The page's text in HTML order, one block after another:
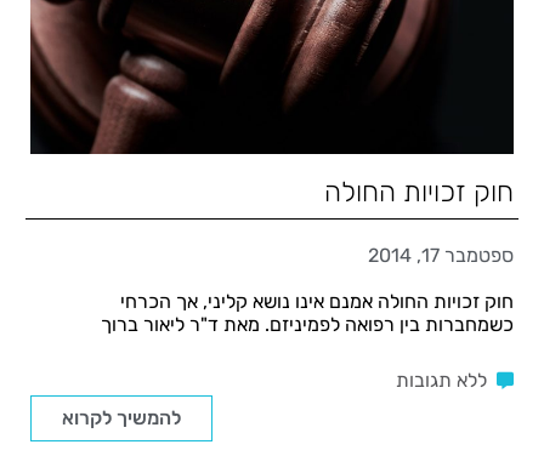
חוק זכויות החולה
ספטמבר 17, 2014
חוק זכויות החולה אמנם אינו נושא קליני, אך הכרחי
כשמחברות בין רפואה לפמיניזם. מאת ד"ר ליאור ברוך
ללא תגובות
להמשיך לקרוא